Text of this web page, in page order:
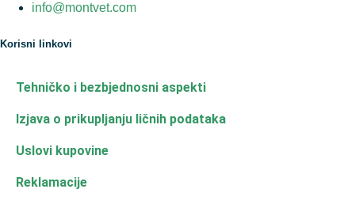
info@montvet.com
Korisni linkovi
Tehničko i bezbjednosni aspekti
Izjava o prikupljanju ličnih podataka
Uslovi kupovine
Reklamacije